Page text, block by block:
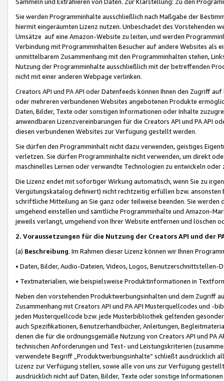
Sie werden Programminhalte ausschließlich nach Maßgabe der
hiermit eingeräumten Lizenz nutzen. Unbeschadet des Vorstehenden
Umsätze auf eine Amazon-Website zu leiten, und werden
Verbindung mit Programminhalten Besucher auf andere Websites als
unmittelbarem Zusammenhang mit den Programminhalten stehen,
Nutzung der Programminhalte ausschließlich mit der betreffenden
nicht mit einer anderen Webpage verlinken.
Creators API und PA API oder Datenfeeds können Ihnen den Zugriff
oder mehreren verbundenen Websites angebotenen Produkte
Daten, Bilder, Texte oder sonstigen Informationen oder Inhalte
anwendbaren Lizenzvereinbarungen für die Creators API und PA API
diesen verbundenen Websites zur Verfügung gestellt werden.
Sie dürfen den Programminhalt nicht dazu verwenden, geistiges
verletzen. Sie dürfen Programminhalte nicht verwenden, um direkt
maschinelles Lernen oder verwandte Technologien zu entwickeln
Die Lizenz endet mit sofortiger Wirkung automatisch, wenn Sie zu
Vergütungskatalog definiert) nicht rechtzeitig erfüllen bzw. ansonsten
schriftliche Mitteilung an Sie ganz oder teilweise beenden. Sie werden
umgehend einstellen und sämtliche Programminhalte und Amazon-
jeweils verlangt, umgehend von Ihrer Website entfernen und löschen
2. Voraussetzungen für die Nutzung der Creators API und der
(a) Beschreibung. Im Rahmen dieser Lizenz können wir Ihnen
• Daten, Bilder, Audio-Dateien, Videos, Logos, Benutzerschnittstellen-
• Textmaterialien, wie beispielsweise Produktinformationen in
Neben den vorstehenden Produktwerbungsinhalten und dem Zugriff
Zusammenhang mit Creators API und PA API Musterquellcodes und
jeden Musterquellcode bzw. jede Musterbibliothek geltenden
auch Spezifikationen, Benutzerhandbücher, Anleitungen,
denen die für die ordnungsgemäße Nutzung von Creators API und PA
technischen Anforderungen und Test- und Leistungskriterien
verwendete Begriff „Produktwerbungsinhalte“ schließt ausdrücklich
Lizenz zur Verfügung stellen, sowie alle von uns zur Verfügung
ausdrücklich nicht auf Daten, Bilder, Texte oder sonstige